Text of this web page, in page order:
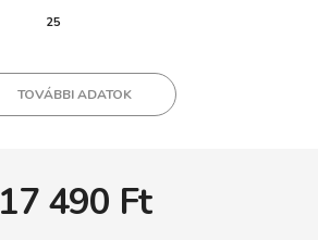
25
TOVÁBBI ADATOK
17 490 Ft